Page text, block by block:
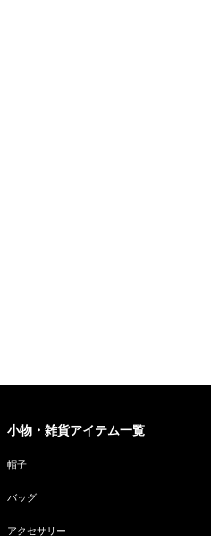
小物・雑貨アイテム一覧
帽子
バッグ
アクセサリー